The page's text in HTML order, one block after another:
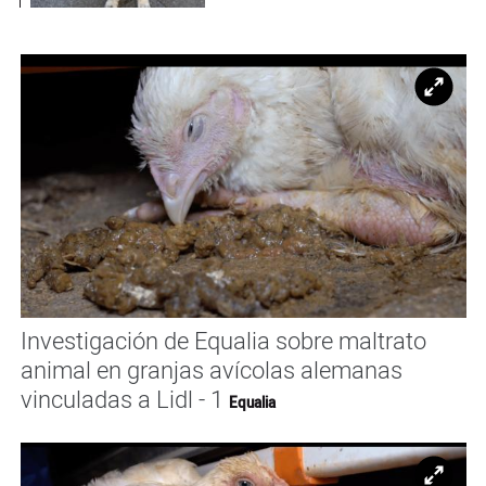
Investigación de Equalia sobre maltrato
animal en granjas avícolas alemanas
vinculadas a Lidl - 1 Equalia